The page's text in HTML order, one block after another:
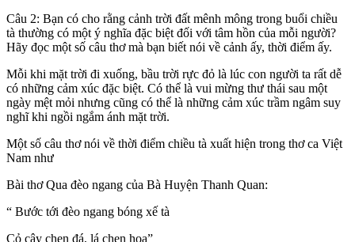
Câu 2: Bạn có cho rằng cảnh trời đất mênh mông trong buổi chiều
tà thường có một ý nghĩa đặc biệt đối với tâm hồn của mỗi người?
Hãy đọc một số câu thơ mà bạn biết nói về cảnh ấy, thời điểm ấy.
Mỗi khi mặt trời đi xuống, bầu trời rực đỏ là lúc con người ta rất dễ
có những cảm xúc đặc biệt. Có thể là vui mừng thư thái sau một
ngày mệt mỏi nhưng cũng có thể là những cảm xúc trầm ngâm suy
nghĩ khi ngồi ngắm ánh mặt trời.
Một số câu thơ nói về thời điểm chiều tà xuất hiện trong thơ ca Việt
Nam như
Bài thơ Qua đèo ngang của Bà Huyện Thanh Quan:
“ Bước tới đèo ngang bóng xế tà
Cỏ cây chen đá, lá chen hoa”